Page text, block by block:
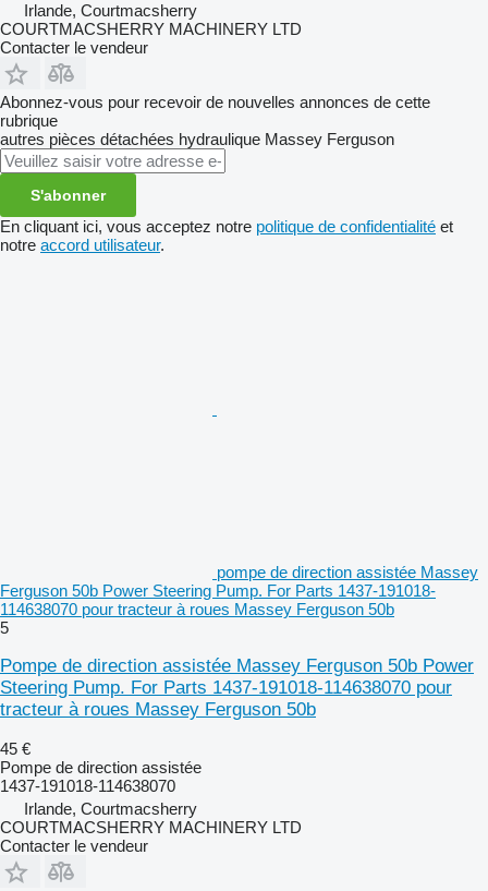
Irlande, Courtmacsherry
COURTMACSHERRY MACHINERY LTD
Contacter le vendeur
Abonnez-vous pour recevoir de nouvelles annonces de cette
rubrique
autres pièces détachées hydraulique Massey Ferguson
S'abonner
En cliquant ici, vous acceptez notre politique de confidentialité et
notre accord utilisateur.
pompe de direction assistée Massey
Ferguson 50b Power Steering Pump. For Parts 1437-191018-
114638070 pour tracteur à roues Massey Ferguson 50b
5
Pompe de direction assistée Massey Ferguson 50b Power
Steering Pump. For Parts 1437-191018-114638070 pour
tracteur à roues Massey Ferguson 50b
45 €
Pompe de direction assistée
1437-191018-114638070
Irlande, Courtmacsherry
COURTMACSHERRY MACHINERY LTD
Contacter le vendeur